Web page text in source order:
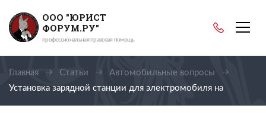
ООО "ЮРИСТ
ФОРУМ.РУ"
профессиональная правовая помощь
Главная Статьи
Автомобильные вопросы
Установка зарядной станции для электромобиля на